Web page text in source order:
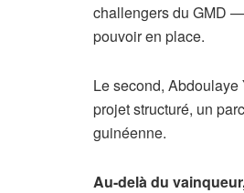
challengers du GMD
pouvoir en place.
Le second, Abdoulaye
projet structuré, un
guinéenne.
Au-delà du